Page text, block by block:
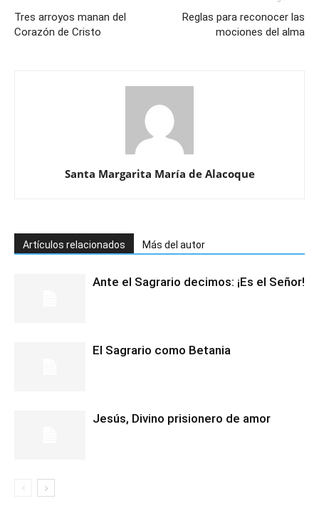
Tres arroyos manan del
Corazón de Cristo
Reglas para reconocer las
mociones del alma
Santa Margarita María de Alacoque
Artículos relacionados Más del autor
Ante el Sagrario decimos: ¡Es el Señor!
El Sagrario como Betania
Jesús, Divino prisionero de amor